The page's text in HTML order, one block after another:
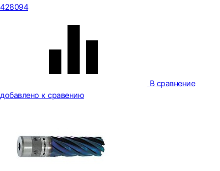
428094
В сравнение
добавлено к сравению